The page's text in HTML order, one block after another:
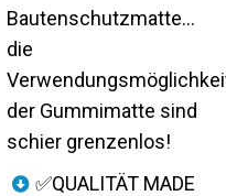
Bautenschutzmatte…
die
der Gummimatte sind
schier grenzenlos!
✅QUALITÄT MADE